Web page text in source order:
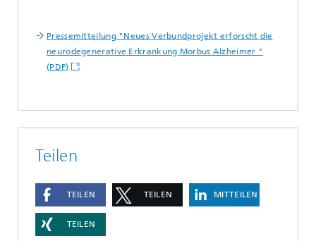
Pressemitteilung "Neues Verbundprojekt erforscht die
neurodegenerative Erkrankung Morbus Alzheimer "
(PDF)
Teilen
TEILEN TEILEN MITTEILEN
TEILEN